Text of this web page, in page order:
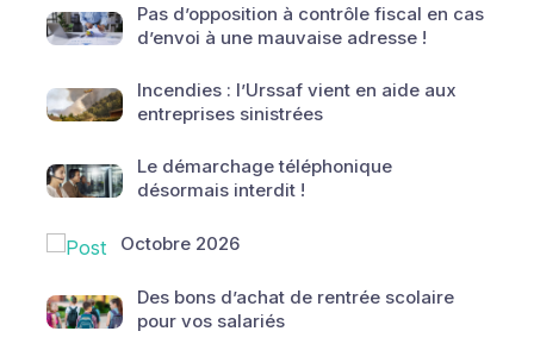
Pas d’opposition à contrôle fiscal en cas
d’envoi à une mauvaise adresse !
Incendies : l’Urssaf vient en aide aux
entreprises sinistrées
Le démarchage téléphonique
désormais interdit !
Octobre 2026
Des bons d’achat de rentrée scolaire
pour vos salariés